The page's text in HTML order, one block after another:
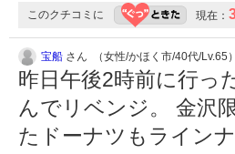
このクチコミに 現在：
宝船 さん （女性/かほく市/40代/Lv.65）
昨日午後2時前に行っ
んでリベンジ。 金沢
たドーナツもライン